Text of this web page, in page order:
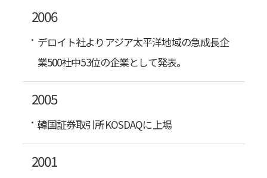
2006
デロイト社よりアジア太平洋地域の急成長企
業500社中53位の企業として発表。
2005
韓国証券取引所KOSDAQに上場
2001